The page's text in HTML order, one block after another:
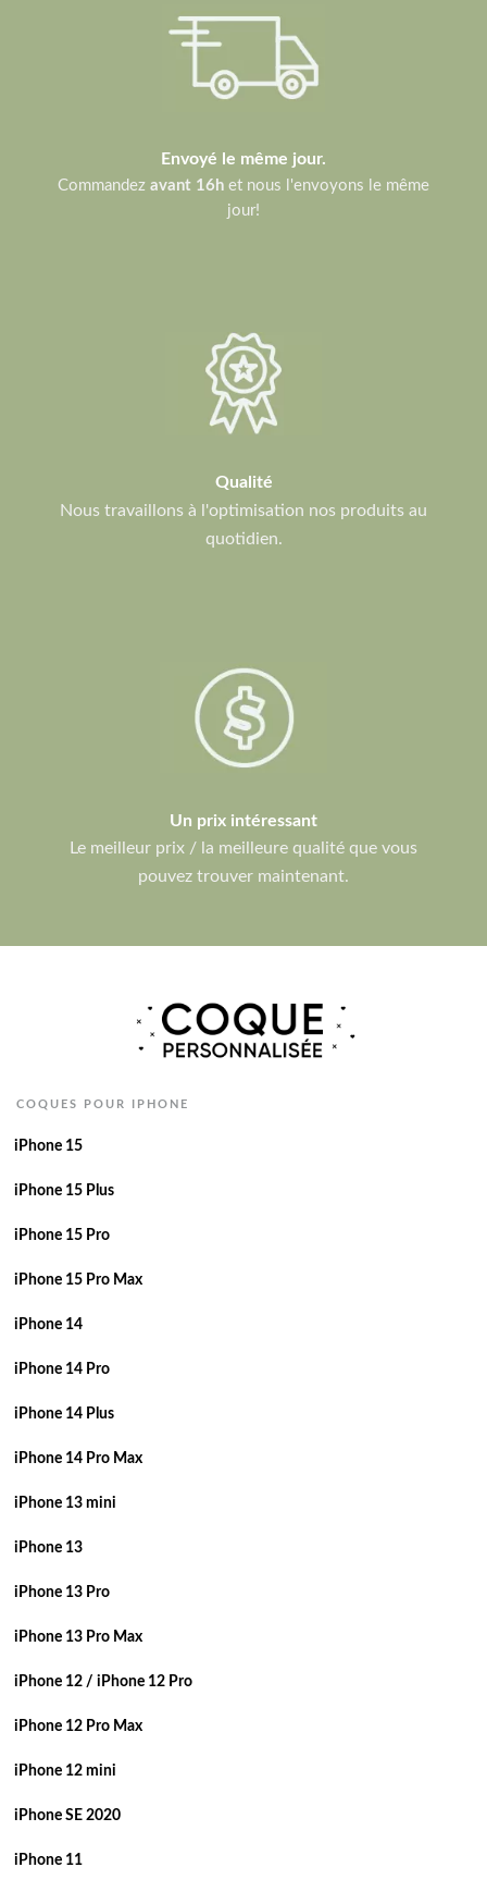
Envoyé le même jour.
Commandez avant 16h et nous l'envoyons le même
jour!
Qualité
Nous travaillons à l'optimisation nos produits au
quotidien.
Un prix intéressant
Le meilleur prix / la meilleure qualité que vous
pouvez trouver maintenant.
COQUES POUR IPHONE
iPhone 15
iPhone 15 Plus
iPhone 15 Pro
iPhone 15 Pro Max
iPhone 14
iPhone 14 Pro
iPhone 14 Plus
iPhone 14 Pro Max
iPhone 13 mini
iPhone 13
iPhone 13 Pro
iPhone 13 Pro Max
iPhone 12 / iPhone 12 Pro
iPhone 12 Pro Max
iPhone 12 mini
iPhone SE 2020
iPhone 11